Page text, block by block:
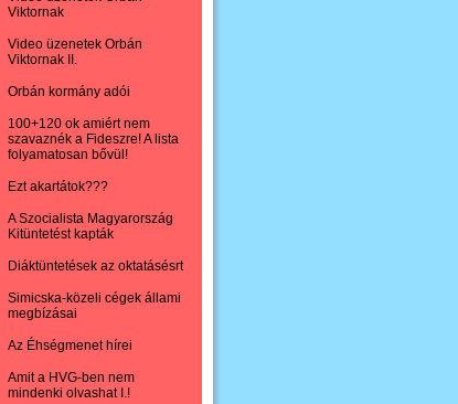
Viktornak
Video üzenetek Orbán
Viktornak II.
Orbán kormány adói
100+120 ok amiért nem
szavaznék a Fideszre! A lista
folyamatosan bővül!
Ezt akartátok???
A Szocialista Magyarország
Kitüntetést kapták
Diáktüntetések az oktatásésrt
Simicska-közeli cégek állami
megbízásai
Az Éhségmenet hírei
Amit a HVG-ben nem
mindenki olvashat I.!